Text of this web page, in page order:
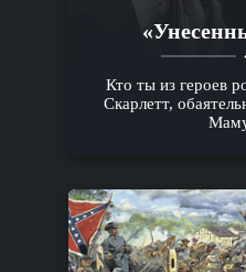
Кто ты из героев
Скарлетт,